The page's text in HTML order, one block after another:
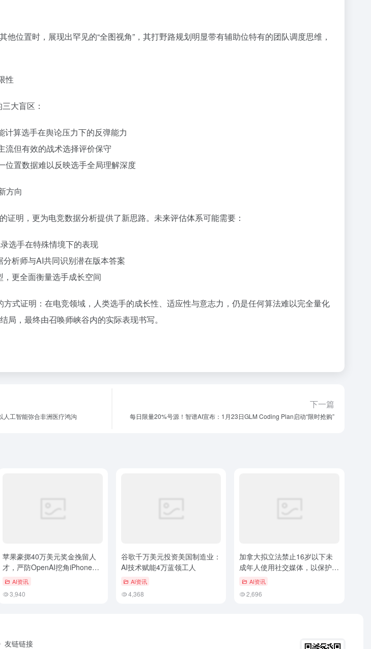
他位置时，展现出罕见的“全图视角”，其打野路规划明显带有辅助位特有的团队调度思维，
性
大盲区：
计算选手在舆论压力下的反弹能力
流但有效的战术选择评价保守
位置数据难以反映选手全局理解深度
方向
证明，更为电竞数据分析提供了新思路。未来评估体系可能需要：
选手在特殊情境下的表现
析师与AI共同识别潜在版本答案
更全面衡量选手成长空间
式证明：在电竞领域，人类选手的成长性、适应性与意志力，仍是任何算法难以完全量化
局，最终由召唤师峡谷内的实际表现书写。
工智能弥合非洲医疗鸿沟
下一篇
每日限量20%号源！智谱AI宣布：1月23日GLM Coding Plan启动“限时抢购”
苹果豪掷40万美元奖金挽留人
才，严防OpenAI挖角iPhone设
计师AI资讯
3,940
谷歌千万美元投资美国制造业：
AI技术赋能4万蓝领工人
AI资讯
4,368
加拿大拟立法禁止16岁以下未
成年人使用社交媒体，以保护青
少年AI资讯
2,696
友链链接